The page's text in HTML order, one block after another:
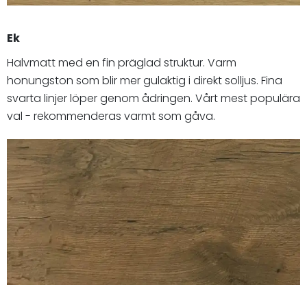
Ek
Halvmatt med en fin präglad struktur. Varm
honungston som blir mer gulaktig i direkt solljus. Fina
svarta linjer löper genom ådringen. Vårt mest populära
val - rekommenderas varmt som gåva.